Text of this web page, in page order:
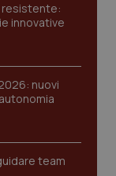
resistente:
innovative
nuovi
team